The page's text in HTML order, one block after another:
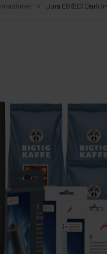
Jura E6 (EC)